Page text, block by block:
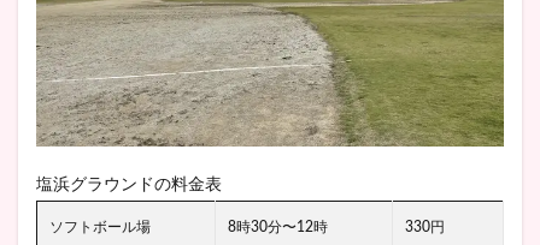
塩浜グラウンドの料金表
ソフトボール場 8時30分〜12時 330円